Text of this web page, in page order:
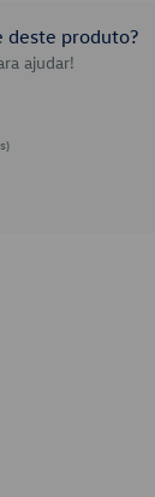
deste produto?
ajudar!